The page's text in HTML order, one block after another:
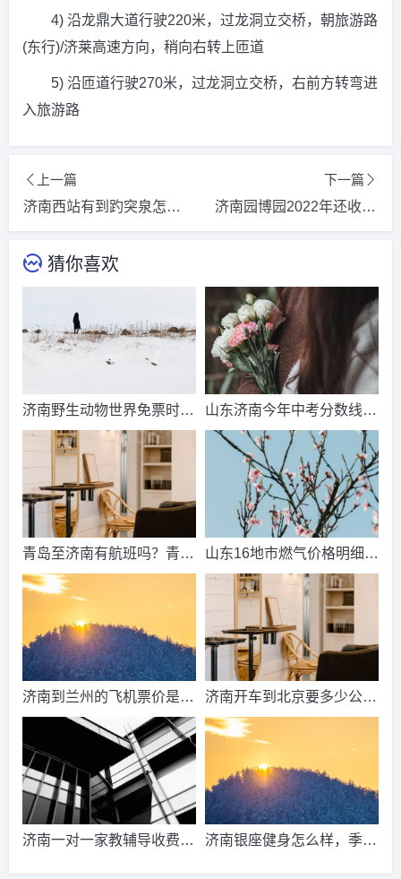
4) 沿龙鼎大道行驶220米，过龙洞立交桥，朝旅游路
(东行)/济莱高速方向，稍向右转上匝道
5) 沿匝道行驶270米，过龙洞立交桥，右前方转弯进
入旅游路
上一篇
济南西站有到趵突泉怎么走？济南的泉城广场到趵突泉有多远？
下一篇
济南园博园2022年还收门票费吗？长清园博园收门票吗？
猜你喜欢
济南野生动物世界免票时
间？济南动物王国票价？
山东济南今年中考分数线出
来了吗？济南中考总分多
青岛至济南有航班吗？青岛
到济南的高铁票多钱？
山东16地市燃气价格明细？
2021山东天然气费收费标
济南到兰州的飞机票价是多
少？济南到兰州飞机要多
久？
济南开车到北京要多少公
里、时间、过路费、油钱？
济南一对一家教辅导收费情
济南银座健身怎么样，季